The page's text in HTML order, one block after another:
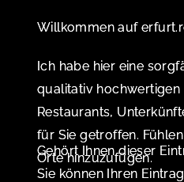
Willkommen auf
Ich habe hier eine
qualitativ hochwertigen
Restaurants,
für Sie getroffen.
Orte hinzuzufügen.
Gehört Ihnen dieser
Sie können Ihren